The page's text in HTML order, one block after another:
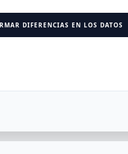
DIFERENCIAS EN LOS DATOS